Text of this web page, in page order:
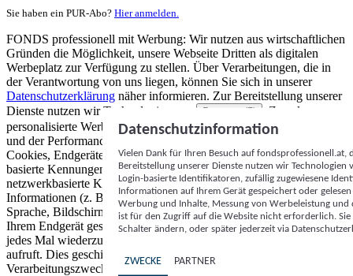
Sie haben ein PUR-Abo? Hier anmelden.
FONDS professionell mit Werbung: Wir nutzen aus wirtschaftlichen
Gründen die Möglichkeit, unsere Webseite Dritten als digitalen
Werbeplatz zur Verfügung zu stellen. Über Verarbeitungen, die in
der Verantwortung von uns liegen, können Sie sich in unserer
Datenschutzerklärung näher informieren. Zur Bereitstellung unserer
Dienste nutzen wir Technologien von
Partnern (5)
. Zwecke:
personalisierte Werbung und Inhalte, Messung von Werbeleistung
und der Performance von Inhalten sowie Zielgruppenforschung.
Cookies, Endgeräte- oder ähnliche Online-Kennungen (z. B. login-
basierte Kennungen, zufällig generierte Kennungen,
netzwerkbasierte Kennungen) können zusammen mit anderen
Informationen (z. B. Browsertyp und Browserinformationen,
Sprache, Bildschirmgröße, unterstützte Technologien usw.) auf
Ihrem Endgerät gespeichert oder von dort ausgelesen werden, um es
jedes Mal wiederzuerkennen, wenn es eine App oder einer Webseite
aufruft. Dies geschieht für einen oder mehrere der hier aufgeführten
Verarbeitungszwecke.
Datenschutzinformation
Vielen Dank für Ihren Besuch auf
Bereitstellung unserer Dienste nutzen wir Technologien
Login-basierte Identifikatoren, zufällig zugewiesene
Informationen auf Ihrem Gerät gespeichert oder
Werbung und Inhalte, Messung von Werbeleistung
ist für den Zugriff auf die Website nicht erforderlich.
Schalter ändern, oder später jederzeit via
ZWECKE PARTNER